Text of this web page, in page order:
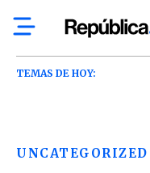
TEMAS DE HOY:
UNCATEGORIZED